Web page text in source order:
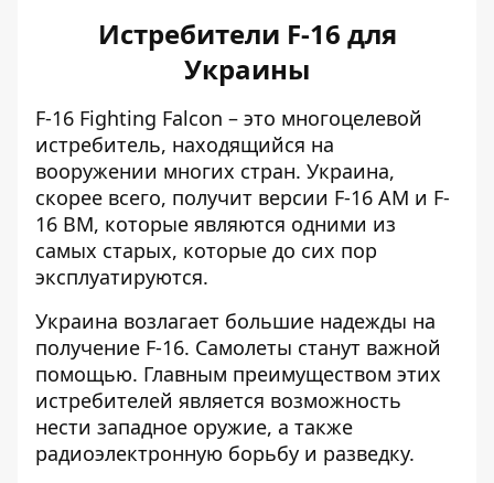
Истребители F-16 для
Украины
F-16 Fighting Falcon – это многоцелевой
истребитель, находящийся на
вооружении многих стран. Украина,
скорее всего, получит версии F-16 AM и F-
16 BM, которые являются одними из
самых старых, которые до сих пор
эксплуатируются.
Украина возлагает большие надежды на
получение F-16. Самолеты станут важной
помощью. Главным преимуществом этих
истребителей является возможность
нести западное оружие, а также
радиоэлектронную борьбу и разведку.